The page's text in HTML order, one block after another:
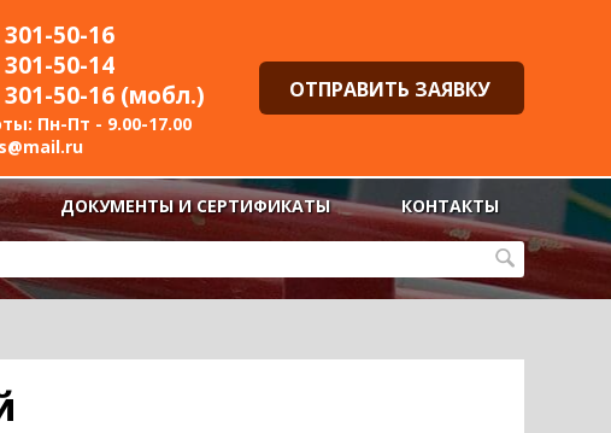
50-16
50-14
301-50-16 (мобл.)
Пн-Пт - 9.00-17.00
ОТПРАВИТЬ ЗАЯВКУ
ДОКУМЕНТЫ И СЕРТИФИКАТЫ КОНТАКТЫ